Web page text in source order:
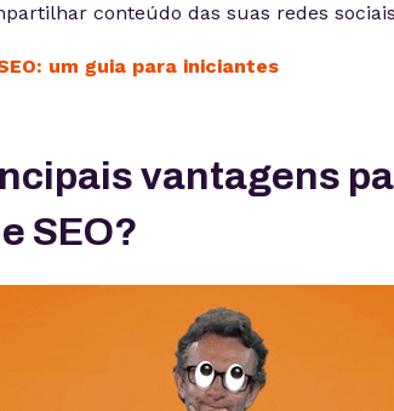
conteúdo das suas redes
um guia para iniciantes
vantagens
SEO?